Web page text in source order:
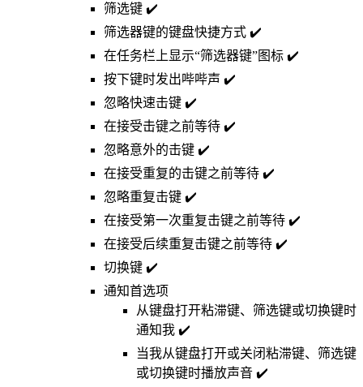
筛选键 ✔️
筛选器键的键盘快捷方式 ✔️
在任务栏上显示“筛选器键”图标 ✔️
按下键时发出哔哔声 ✔️
忽略快速击键 ✔️
在接受击键之前等待 ✔️
忽略意外的击键 ✔️
在接受重复的击键之前等待 ✔️
忽略重复击键 ✔️
在接受第一次重复击键之前等待 ✔️
在接受后续重复击键之前等待 ✔️
切换键 ✔️
通知首选项
从键盘打开粘滞键、筛选键或切换键时
通知我 ✔️
当我从键盘打开或关闭粘滞键、筛选键
或切换键时播放声音 ✔️